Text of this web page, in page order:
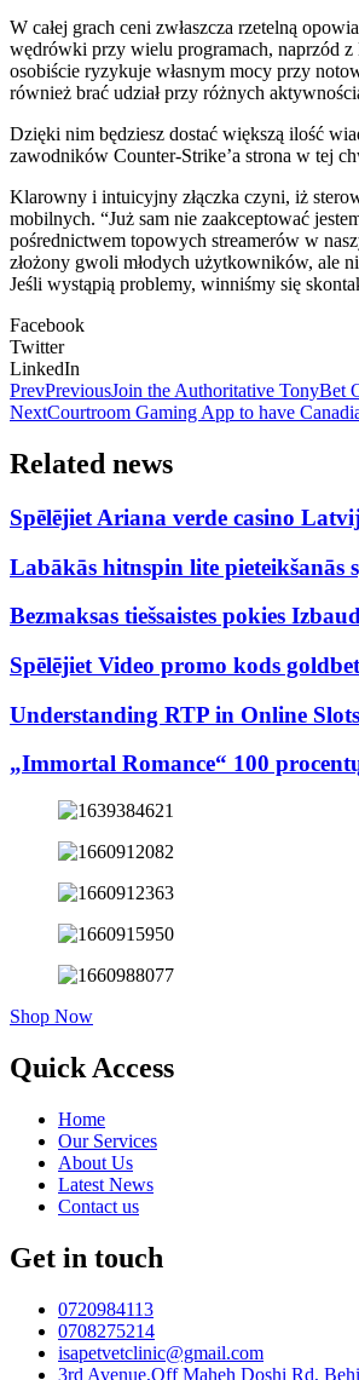
W całej grach ceni zwłaszcza rzetelną
wędrówki przy wielu programach, naprzód
osobiście ryzykuje własnym mocy przy
również brać udział przy różnych
Dzięki nim będziesz dostać większą ilość
zawodników Counter-Strike’a strona w tej
Klarowny i intuicyjny złączka czyni, iż
mobilnych. “Już sam nie zaakceptować
pośrednictwem topowych streamerów w
złożony gwoli młodych użytkowników, ale
Jeśli wystąpią problemy, winniśmy się
Facebook
Twitter
LinkedIn
PrevPreviousJoin the Authoritative TonyBet
NextCourtroom Gaming App to have
Related news
Spēlējiet Ariana verde casino
Labākās hitnspin lite pieteikšanās
Bezmaksas tiešsaistes pokies
Spēlējiet Video promo kods
Understanding RTP in Online
„Immortal Romance“ 100
Shop Now
Quick Access
Home
Our Services
About Us
Latest News
Contact us
Get in touch
0720984113
0708275214
isapetvetclinic@gmail.com
3rd Avenue,Off Maheh Doshi Rd,